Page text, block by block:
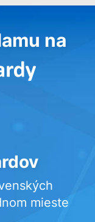
na
mieste